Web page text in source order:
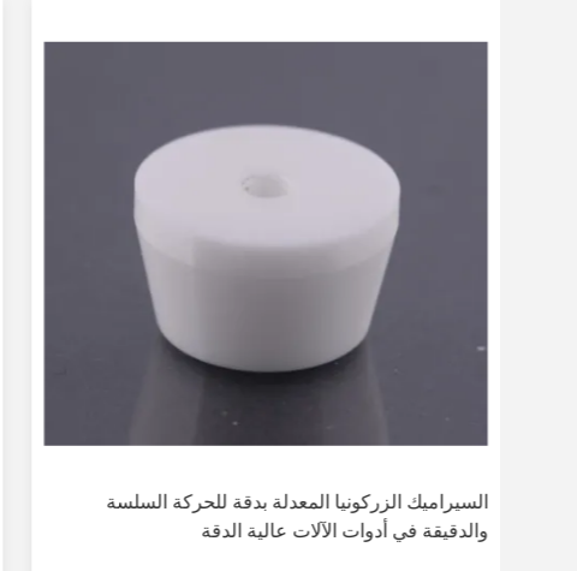
السيراميك الزركونيا المعدلة بدقة للحركة السلسة
والدقيقة في أدوات الآلات عالية الدقة